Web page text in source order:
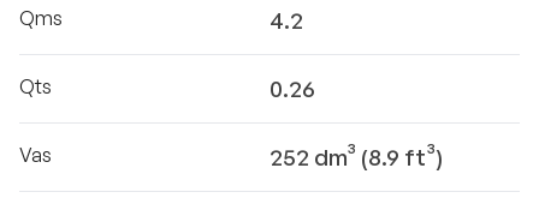
Qms 4.2
Qts 0.26
Vas 252 dm³ (8.9 ft³)